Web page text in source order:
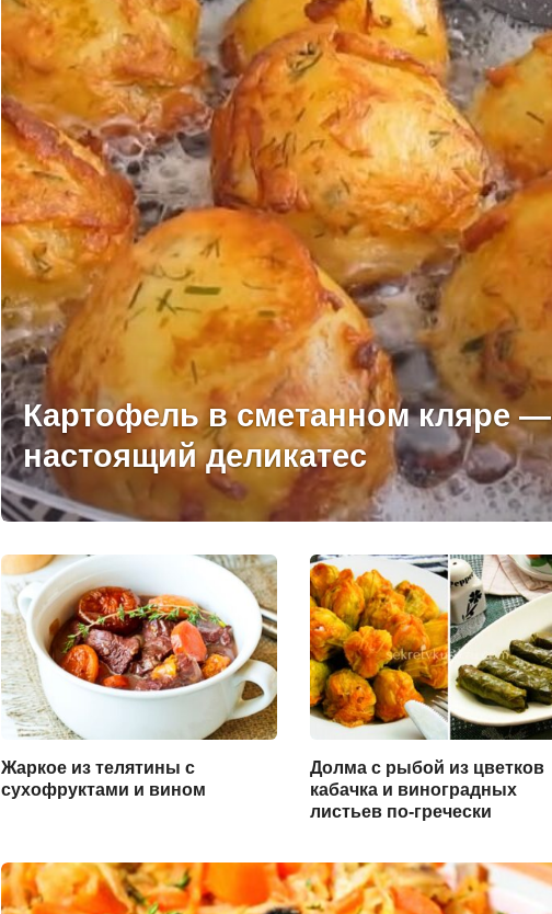
Картофель в сметанном кляре —
настоящий деликатес
Жаркое из телятины с
сухофруктами и вином
Долма с рыбой из цветков
кабачка и виноградных
листьев по-гречески